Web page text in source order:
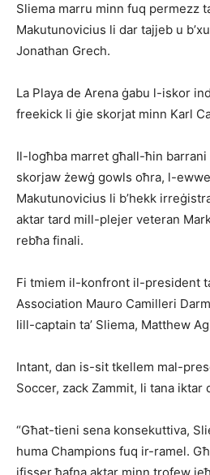
Sliema marru minn fuq permezz
Makutunovicius li dar tajjeb u
Jonathan Grech.
La Playa de Arena ġabu l-iskor
freekick li ġie skorjat minn Karl
Il-logħba marret għall-ħin
skorjaw żewġ gowls oħra, l-
Makutunovicius li b’hekk
aktar tard mill-plejer veteran
rebħa finali.
Fi tmiem il-konfront il-president
Association Mauro Camilleri
lill-captain ta’ Sliema, Matthew
Intant, dan is-sit tkellem mal-
Soccer, zack Zammit, li tana iktar
“Għat-tieni sena konsekuttiva,
huma Champions fuq ir-ramel.